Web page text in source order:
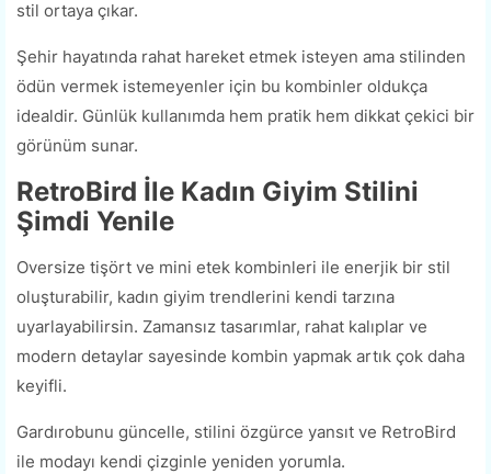
stil ortaya çıkar.
Şehir hayatında rahat hareket etmek isteyen ama stilinden
ödün vermek istemeyenler için bu kombinler oldukça
idealdir. Günlük kullanımda hem pratik hem dikkat çekici bir
görünüm sunar.
RetroBird İle Kadın Giyim Stilini
Şimdi Yenile
Oversize tişört ve mini etek kombinleri ile enerjik bir stil
oluşturabilir, kadın giyim trendlerini kendi tarzına
uyarlayabilirsin. Zamansız tasarımlar, rahat kalıplar ve
modern detaylar sayesinde kombin yapmak artık çok daha
keyifli.
Gardırobunu güncelle, stilini özgürce yansıt ve RetroBird
ile modayı kendi çizginle yeniden yorumla.